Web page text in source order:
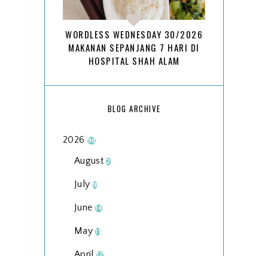
WORDLESS WEDNESDAY 30/2026
MAKANAN SEPANJANG 7 HARI DI
HOSPITAL SHAH ALAM
BLOG ARCHIVE
2026 98
August2
July 9
June 14
May11